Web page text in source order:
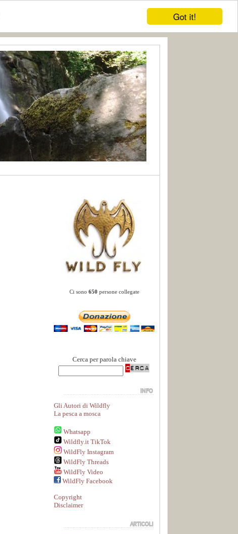
Got it!
Ci sono 650 persone collegate
Cerca per parola chiave
Gli Autori di Wildfly
La pesca a mosca
Whatsapp
Wildfly.it TikTok
WildFly Instagram
WildFly Threads
WildFly Video
WildFly Facebook
Copyright
Disclaimer